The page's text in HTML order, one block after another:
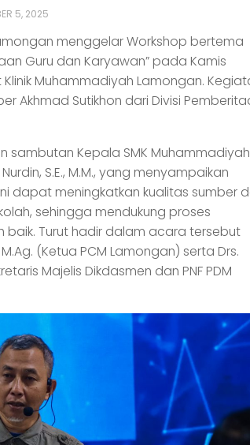
5, 2025
menggelar Workshop bertema
Guru dan Karyawan” pada Kamis
Muhammadiyah Lamongan.
Akhmad Sutikhon dari Divisi
sambutan Kepala SMK Muhammadiyah
S.E., M.M., yang menyampaikan
dapat meningkatkan kualitas sumber
sehingga mendukung proses
baik. Turut hadir dalam acara tersebut
(Ketua PCM Lamongan) serta Drs.
Majelis Dikdasmen dan PNF PDM